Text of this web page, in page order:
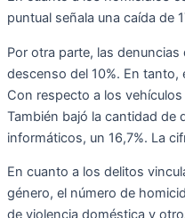
puntual señala una caída de
Por otra parte, las
descenso del 10%. En tanto,
Con respecto a los
También bajó la cantidad de
informáticos, un 16,7%. La
En cuanto a los delitos
género, el número de